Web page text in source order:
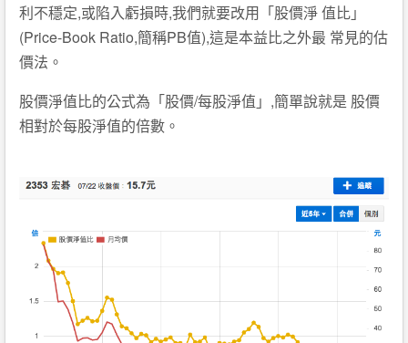
利不穩定,或陷入虧損時,我們就要改用「股價淨 值比」
(Price-Book Ratio,簡稱PB值),這是本益比之外最 常見的估
價法。
股價淨值比的公式為「股價/每股淨值」,簡單說就是 股價
相對於每股淨值的倍數。